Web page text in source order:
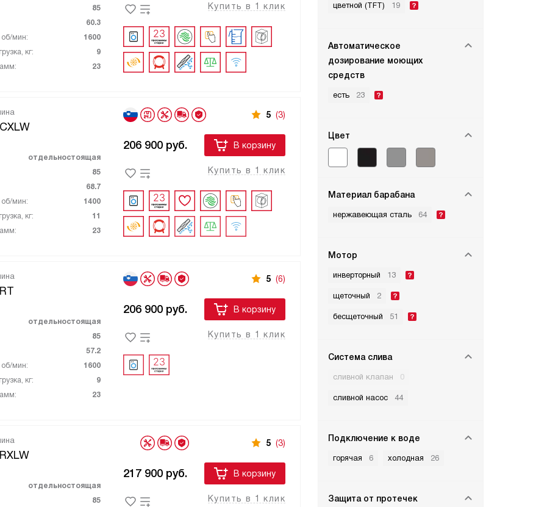
цветной (TFT) 19
Автоматическое
дозирование моющих
средств
есть 23
Цвет
Материал барабана
нержавеющая сталь 64
Мотор
инверторный 13
щеточный 2
бесщеточный 51
Система слива
сливной клапан 0
сливной насос 44
Подключение к воде
горячая 6 холодная 26
Защита от протечек
85
60.3
об/мин:
1600
кг:
9
23
Купить в 1 клик
отдельностоящая
85
68.7
об/мин:
1400
кг:
11
23
5 (3)
206 900 руб. В корзину
Купить в 1 клик
отдельностоящая
85
57.2
об/мин:
1600
кг:
9
23
5 (6)
206 900 руб. В корзину
Купить в 1 клик
отдельностоящая
85
5 (3)
217 900 руб. В корзину
Купить в 1 клик